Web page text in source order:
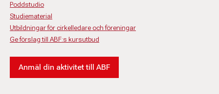
Poddstudio
Studiematerial
Utbildningar för cirkelledare och föreningar
Ge förslag till ABF:s kursutbud
Anmäl din aktivitet till ABF